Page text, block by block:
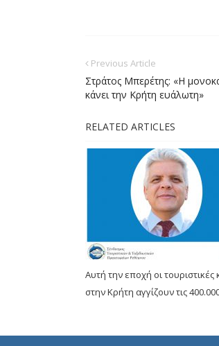
Previous Article
Στράτος Μπερέτης: «Η
κάνει την Κρήτη ευάλωτη»
RELATED ARTICLES
Aυτή την εποχή οι τουριστικές
στην Κρήτη αγγίζουν τις